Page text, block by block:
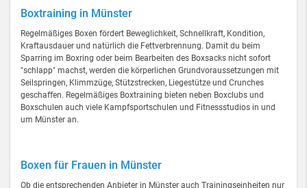
Boxtraining in Münster
Regelmäßiges Boxen fördert Beweglichkeit, Schnellkraft, Kondition,
Kraftausdauer und natürlich die Fettverbrennung. Damit du beim
Sparring im Boxring oder beim Bearbeiten des Boxsacks nicht sofort
"schlapp" machst, werden die körperlichen Grundvoraussetzungen mit
Seilspringen, Klimmzüge, Stützstrecken, Liegestütze und Crunches
geschaffen. Regelmäßiges Boxtraining bieten neben Boxclubs und
Boxschulen auch viele Kampfsportschulen und Fitnessstudios in und
um Münster an.
Boxen für Frauen in Münster
Ob die entsprechenden Anbieter in Münster auch Trainingseinheiten nur